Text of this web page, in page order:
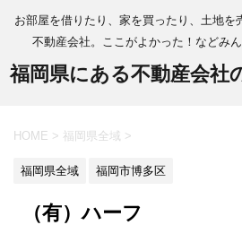
お部屋を借りたり、家を買ったり、土地を
不動産会社。ここがよかった！などみ
福岡県にある不動産会社
HOME > 福岡県全域 >
福岡県全域 福岡市博多区
（有）ハーフ